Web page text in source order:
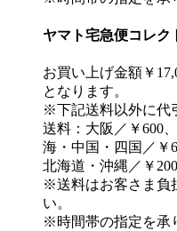
ヤマト宅急便コレク
お買い上げ金額￥
となります。
※下記送料以外に代
送料：大阪／￥600
海・中国・四国／￥
北海道・沖縄／￥
※送料はお客さま負
い。
※時間帯の指定を承